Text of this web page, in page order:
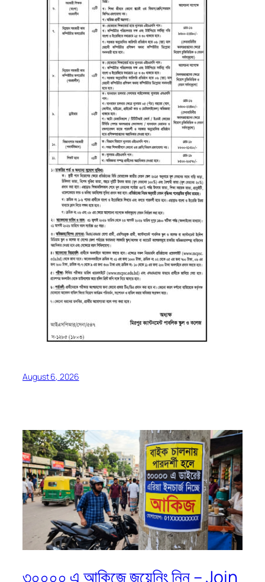
August 6, 2026
৩০০০০ এ আকিজে জয়েনিং নিন – Join